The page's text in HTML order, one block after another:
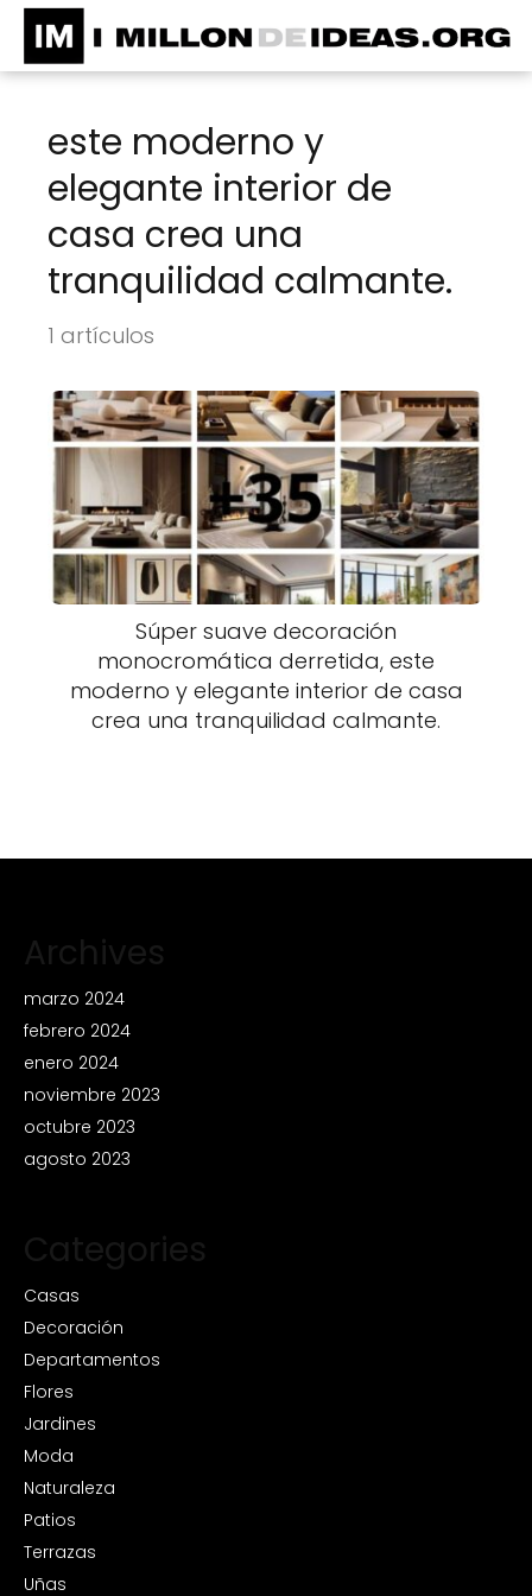
este moderno y
elegante interior de
casa crea una
tranquilidad calmante.
1 artículos
Súper suave decoración
monocromática derretida, este
moderno y elegante interior de casa
crea una tranquilidad calmante.
Archives
marzo 2024
febrero 2024
enero 2024
noviembre 2023
octubre 2023
agosto 2023
Categories
Casas
Decoración
Departamentos
Flores
Jardines
Moda
Naturaleza
Patios
Terrazas
Uñas